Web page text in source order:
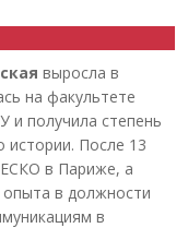
выросла в
на факультете
и получила степень
истории. После 13
в Париже, а
в должности
в